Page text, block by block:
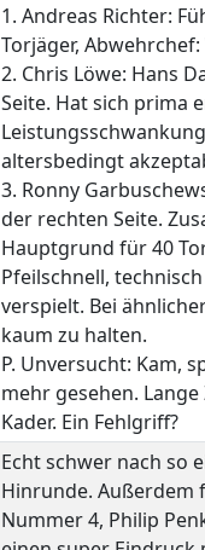
1. Andreas Richter:
Torjäger,
2. Chris Löwe: Hans
Seite. Hat sich prima
altersbedingt
3. Ronny
der rechten Seite.
Hauptgrund für 40
Pfeilschnell,
verspielt. Bei
kaum zu halten.
P. Unversucht: Kam,
mehr gesehen.
Kader. Ein Fehlgriff?
Echt schwer nach so
Hinrunde. Außerdem
Nummer 4, Philip